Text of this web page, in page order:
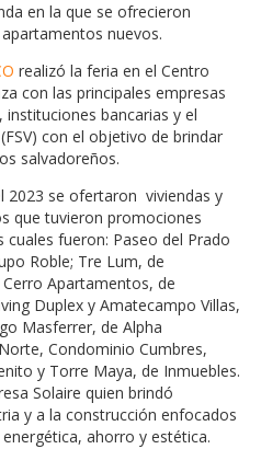
en la que se ofrecieron
nuevos.
realizó la feria en el Centro
con las principales empresas
bancarias y el
con el objetivo de brindar
salvadoreños.
2023 se ofertaron viviendas y
que tuvieron promociones
fueron: Paseo del Prado
Roble; Tre Lum, de
Apartamentos, de
Duplex y Amatecampo Villas,
Masferrer, de Alpha
Condominio Cumbres,
y Torre Maya, de Inmuebles.
Solaire quien brindó
y a la construcción enfocados
ahorro y estética.